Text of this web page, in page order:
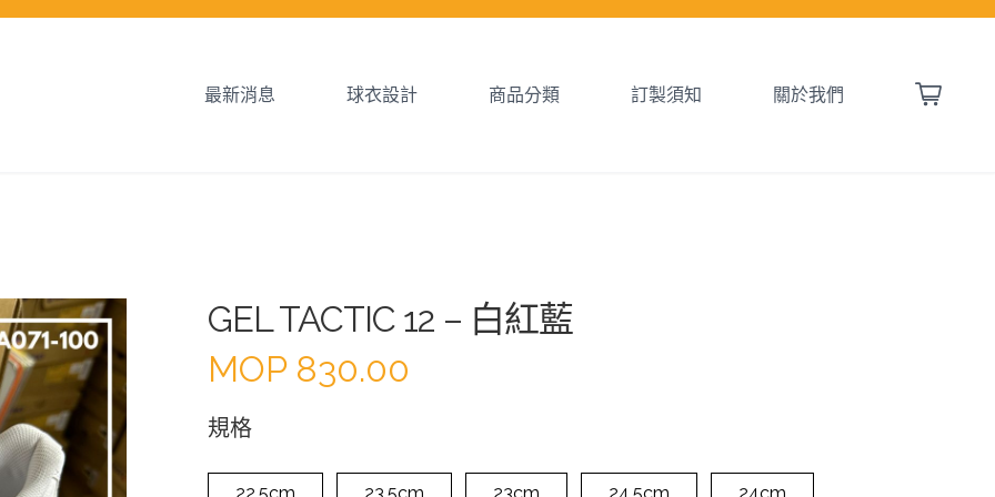
最新消息 球衣設計 商品分類 訂製須知 關於我們
GEL TACTIC 12 – 白紅藍
MOP 830.00
規格